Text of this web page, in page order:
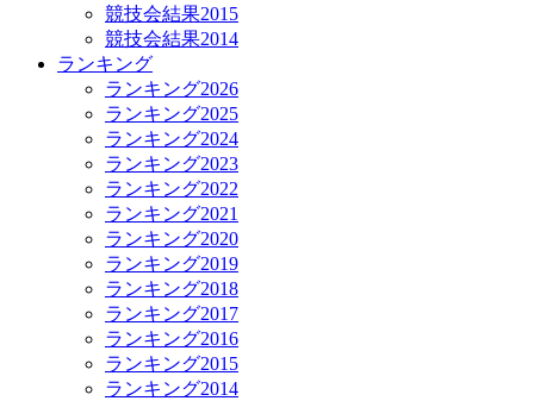
競技会結果2015
競技会結果2014
ランキング
ランキング2026
ランキング2025
ランキング2024
ランキング2023
ランキング2022
ランキング2021
ランキング2020
ランキング2019
ランキング2018
ランキング2017
ランキング2016
ランキング2015
ランキング2014